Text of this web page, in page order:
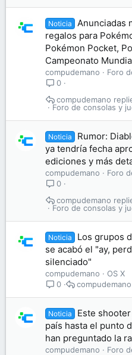
Noticia
Anunciadas
regalos para
Pokémon Pocket,
Campeonato
compudemano
Foro
0
Foro de consolas y
compudemano
Noticia
Rumor:
ya tendría fecha
ediciones y más
compudemano
Foro
0
Foro de consolas y
compudemano
Noticia
Los grupos
se acabó el "ay,
silenciado"
compudemano
OS X
0
compudemano
Noticia
Este
país hasta el punto
han preguntado la
compudemano
Foro